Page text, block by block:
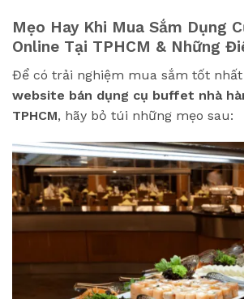
Mẹo Hay Khi Mua Sắm Dụng
Online Tại TPHCM & Những
Để có trải nghiệm mua sắm tốt
website bán dụng cụ buffet nhà
TPHCM, hãy bỏ túi những mẹo sau: